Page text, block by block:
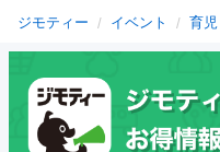
ジモティー イベント 育児